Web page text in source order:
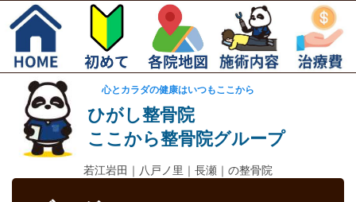
心とカラダの健康はいつもここから
ひがし整骨院
ここから整骨院グループ
若江岩田｜ 八戸ノ里｜長瀬｜の整骨院